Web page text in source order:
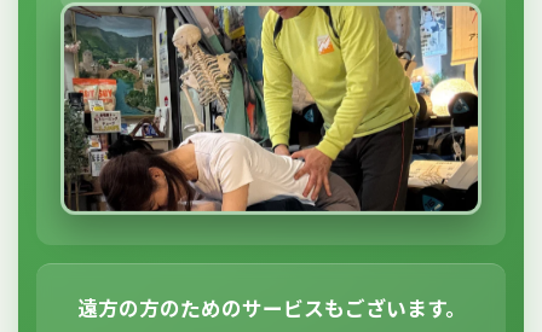
遠方の方のためのサービスもございます。